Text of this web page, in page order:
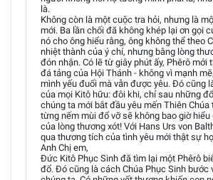
là.
Không còn là một cuộc tra hỏi, nhưng là
mới. Ba lần chối đã không khép lại ơn gọi
nó cho ông hiểu rằng, ông không thể theo
nhiệt thành của ý chí, nhưng bằng lòng
đón nhận. Có lẽ từ giây phút ấy, Phêrô mới
đá tảng của Hội Thánh - không vì mạnh
mình yếu đuối mà vẫn được yêu. Đó cũng
của mọi Kitô hữu: đôi khi, chỉ sau những
chúng ta mới bắt đầu yêu mến Thiên
từng nếm mùi đổ vỡ sẽ không bao giờ
của lòng thương xót! Với Hans Urs von
qua thương tích của tình yêu mới thật sự
Anh Chị em,
Đức Kitô Phục Sinh đã tìm lại một Phêrô
đổ. Đó cũng là cách Chúa Phục Sinh bước